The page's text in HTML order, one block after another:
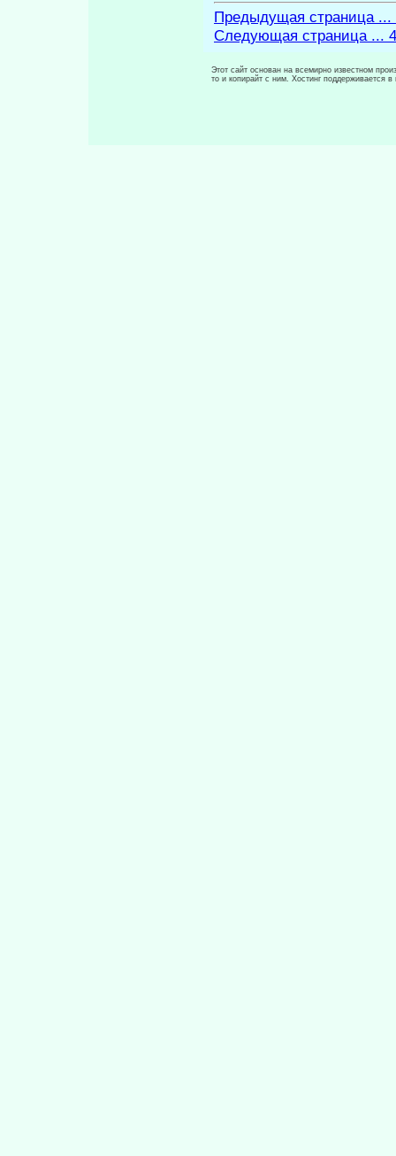
Предыдущая страница ...
Следующая страница ...
Этот сайт основан на всемирно известном
то и копирайт с ним. Хостинг поддерживается